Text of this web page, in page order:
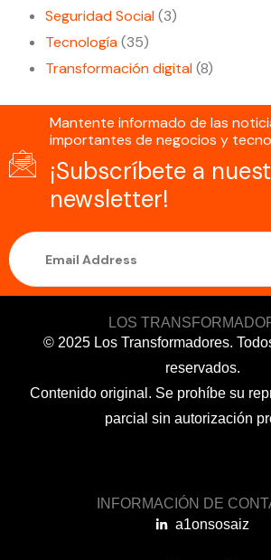
Seguridad Social(3)
Tecnología(35)
Transformación digital(8)
Mantente informado de las
importantes de negocios y
¡Subscríbete a
newsletter!
LOS
© 2025 Los Transformadores.
reservados.
Contenido original. Se prohíbe su
parcial sin autorización
INFORMACIÓN DE
a1onsosaiz